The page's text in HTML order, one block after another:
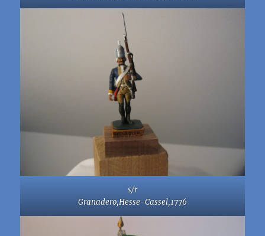
s/r
Granadero,Hesse-Cassel,1776